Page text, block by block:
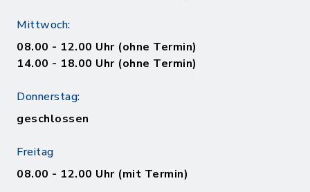
Mittwoch:
08.00 - 12.00 Uhr (ohne Termin)
14.00 - 18.00 Uhr (ohne Termin)
Donnerstag:
geschlossen
Freitag
08.00 - 12.00 Uhr (mit Termin)